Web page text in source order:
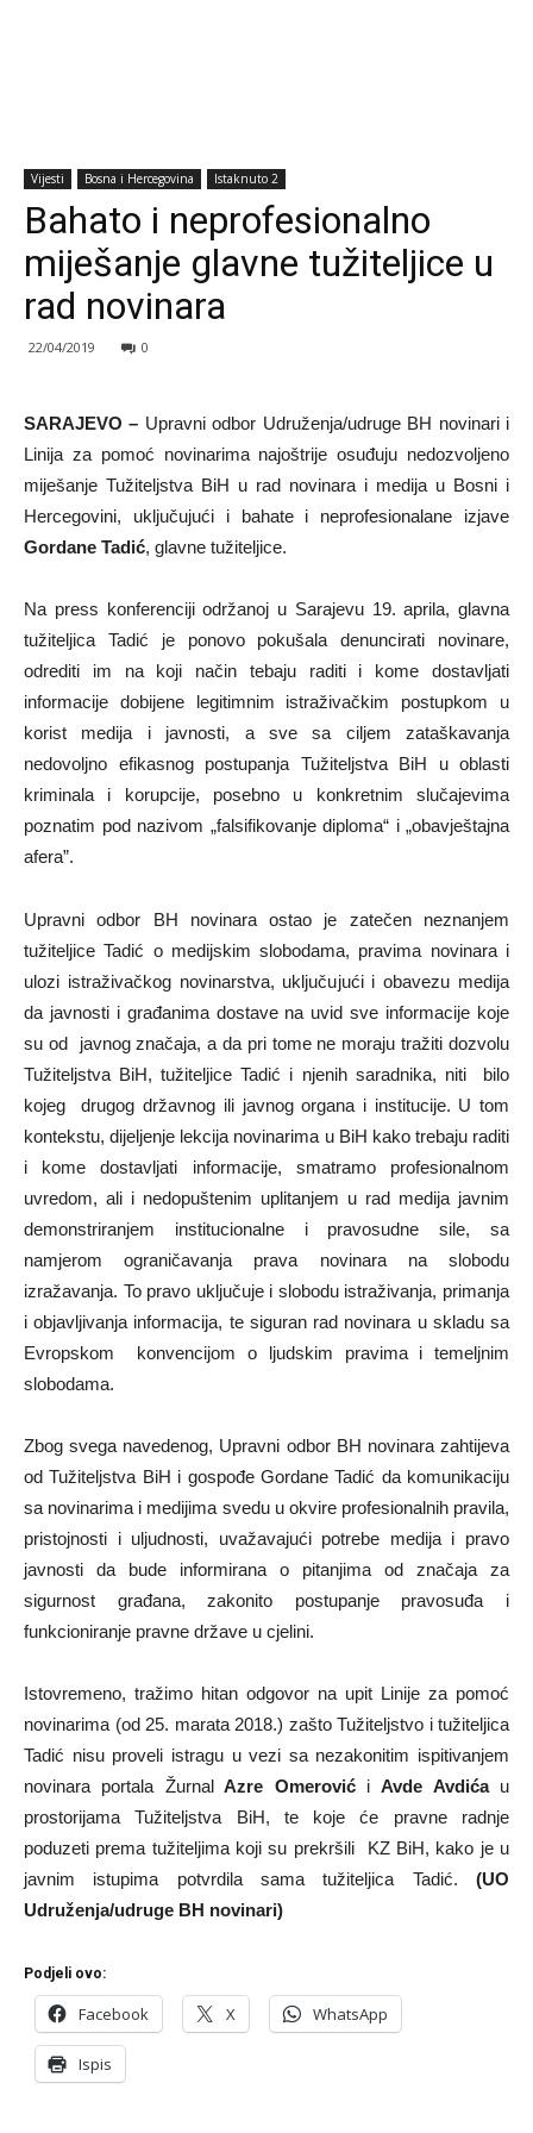
Vijesti Bosna i Hercegovina Istaknuto 2
Bahato i neprofesionalno
miješanje glavne tužiteljice u
rad novinara
22/04/2019 0
SARAJEVO – Upravni odbor Udruženja/udruge BH novinari i
Linija za pomoć novinarima najoštrije osuđuju nedozvoljeno
miješanje Tužiteljstva BiH u rad novinara i medija u Bosni i
Hercegovini, uključujući i bahate i neprofesionalane izjave
Gordane Tadić, glavne tužiteljice.
Na press konferenciji održanoj u Sarajevu 19. aprila, glavna
tužiteljica Tadić je ponovo pokušala denuncirati novinare,
odrediti im na koji način tebaju raditi i kome dostavljati
informacije dobijene legitimnim istraživačkim postupkom u
korist medija i javnosti, a sve sa ciljem zataškavanja
nedovoljno efikasnog postupanja Tužiteljstva BiH u oblasti
kriminala i korupcije, posebno u konkretnim slučajevima
poznatim pod nazivom „falsifikovanje diploma“ i „obavještajna
afera”.
Upravni odbor BH novinara ostao je zatečen neznanjem
tužiteljice Tadić o medijskim slobodama, pravima novinara i
ulozi istraživačkog novinarstva, uključujući i obavezu medija
da javnosti i građanima dostave na uvid sve informacije koje
su od javnog značaja, a da pri tome ne moraju tražiti dozvolu
Tužiteljstva BiH, tužiteljice Tadić i njenih saradnika, niti bilo
kojeg drugog državnog ili javnog organa i institucije. U tom
kontekstu, dijeljenje lekcija novinarima u BiH kako trebaju raditi
i kome dostavljati informacije, smatramo profesionalnom
uvredom, ali i nedopuštenim uplitanjem u rad medija javnim
demonstriranjem institucionalne i pravosudne sile, sa
namjerom ograničavanja prava novinara na slobodu
izražavanja. To pravo uključuje i slobodu istraživanja, primanja
i objavljivanja informacija, te siguran rad novinara u skladu sa
Evropskom konvencijom o ljudskim pravima i temeljnim
slobodama.
Zbog svega navedenog, Upravni odbor BH novinara zahtijeva
od Tužiteljstva BiH i gospođe Gordane Tadić da komunikaciju
sa novinarima i medijima svedu u okvire profesionalnih pravila,
pristojnosti i uljudnosti, uvažavajući potrebe medija i pravo
javnosti da bude informirana o pitanjima od značaja za
sigurnost građana, zakonito postupanje pravosuđa i
funkcioniranje pravne države u cjelini.
Istovremeno, tražimo hitan odgovor na upit Linije za pomoć
novinarima (od 25. marata 2018.) zašto Tužiteljstvo i tužiteljica
Tadić nisu proveli istragu u vezi sa nezakonitim ispitivanjem
novinara portala ŽurnalAzre OmerovićiAvde Avdićau
prostorijama Tužiteljstva BiH, te koje će pravne radnje
poduzeti prema tužiteljima koji su prekršili KZ BiH, kako je u
javnim istupima potvrdila sama tužiteljica Tadić. (UO
Udruženja/udruge BH novinari)
Podjeli ovo:
Facebook X WhatsApp
Ispis